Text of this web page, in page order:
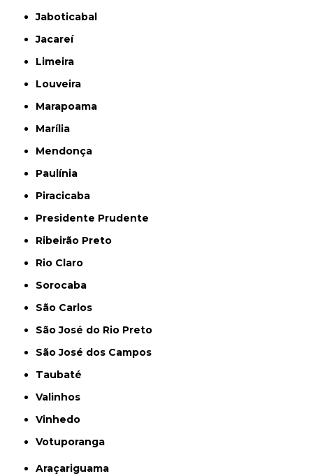
Jaboticabal
Jacareí
Limeira
Louveira
Marapoama
Marília
Mendonça
Paulínia
Piracicaba
Presidente Prudente
Ribeirão Preto
Rio Claro
Sorocaba
São Carlos
São José do Rio Preto
São José dos Campos
Taubaté
Valinhos
Vinhedo
Votuporanga
Araçariguama